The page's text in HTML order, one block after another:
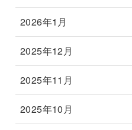
2026年1月
2025年12月
2025年11月
2025年10月